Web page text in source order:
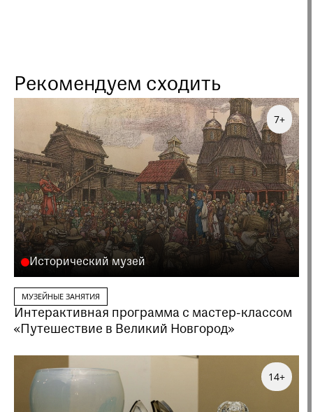
Рекомендуем сходить
Исторический музей
7+
МУЗЕЙНЫЕ ЗАНЯТИЯ
Интерактивная программа с мастер-классом
«Путешествие в Великий Новгород»
14+